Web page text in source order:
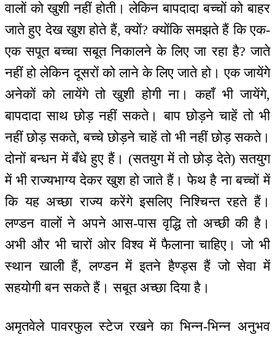
वालों को खुशी नहीं होती। लेकिन बापदादा बच्चों को बाहर
जाते हुए देख खुश होते हैं, क्यों? क्योंकि समझते हैं कि एक-
एक सपूत बच्चा सबूत निकालने के लिए जा रहा है? जाते
नहीं हो लेकिन दूसरों को लाने के लिए जाते हो। एक जायेंगे
अनेकों को लायेंगे तो खुशी होगी ना। कहाँ भी जायेंगे,
बापदादा साथ छोड़ नहीं सकते। बाप छोड़ने चाहें तो भी
नहीं छोड़ सकते, बच्चे छोड़ने चाहें तो भी नहीं छोड़ सकते।
दोनों बन्धन में बँधे हुए हैं। (सतयुग में तो छोड़ देते) सतयुग
में भी राज्यभाग्य देकर खुश हो जाते हैं। फेथ है ना बच्चों में
कि यह अच्छा राज्य करेंगे इसलिए निश्चिन्त रहते हैं।
लण्डन वालों ने अपने आस-पास वृद्धि तो अच्छी की है।
अभी और भी चारों ओर विश्व में फैलाना चाहिए। जो भी
स्थान खाली हैं, लण्डन में इतने हैण्ड्स हैं जो सेवा में
सहयोगी बन सकते हैं। सबूत अच्छा दिया है।
अमृतवेले पावरफुल स्टेज रखने का भिन्न-भिन्न अनुभव